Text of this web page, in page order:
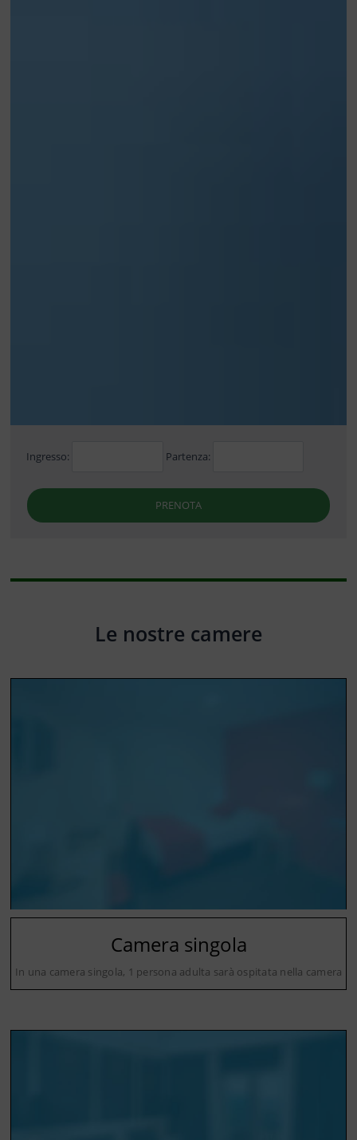
Ingresso: Partenza:
PRENOTA
Le nostre camere
Camera singola
In una camera singola, 1 persona adulta sarà ospitata nella camera